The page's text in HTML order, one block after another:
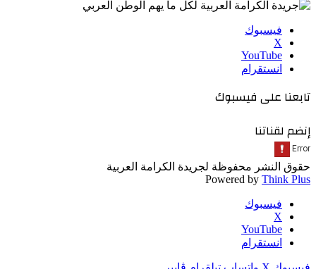
فيسبوك
‫X
‫YouTube
انستقرام
تابعنا على فيسبوك
إنضم لقناتنا
حقوق النشر محفوظة لجريدة الكرامة العربية
Powered by Think Plus
فيسبوك
‫X
‫YouTube
انستقرام